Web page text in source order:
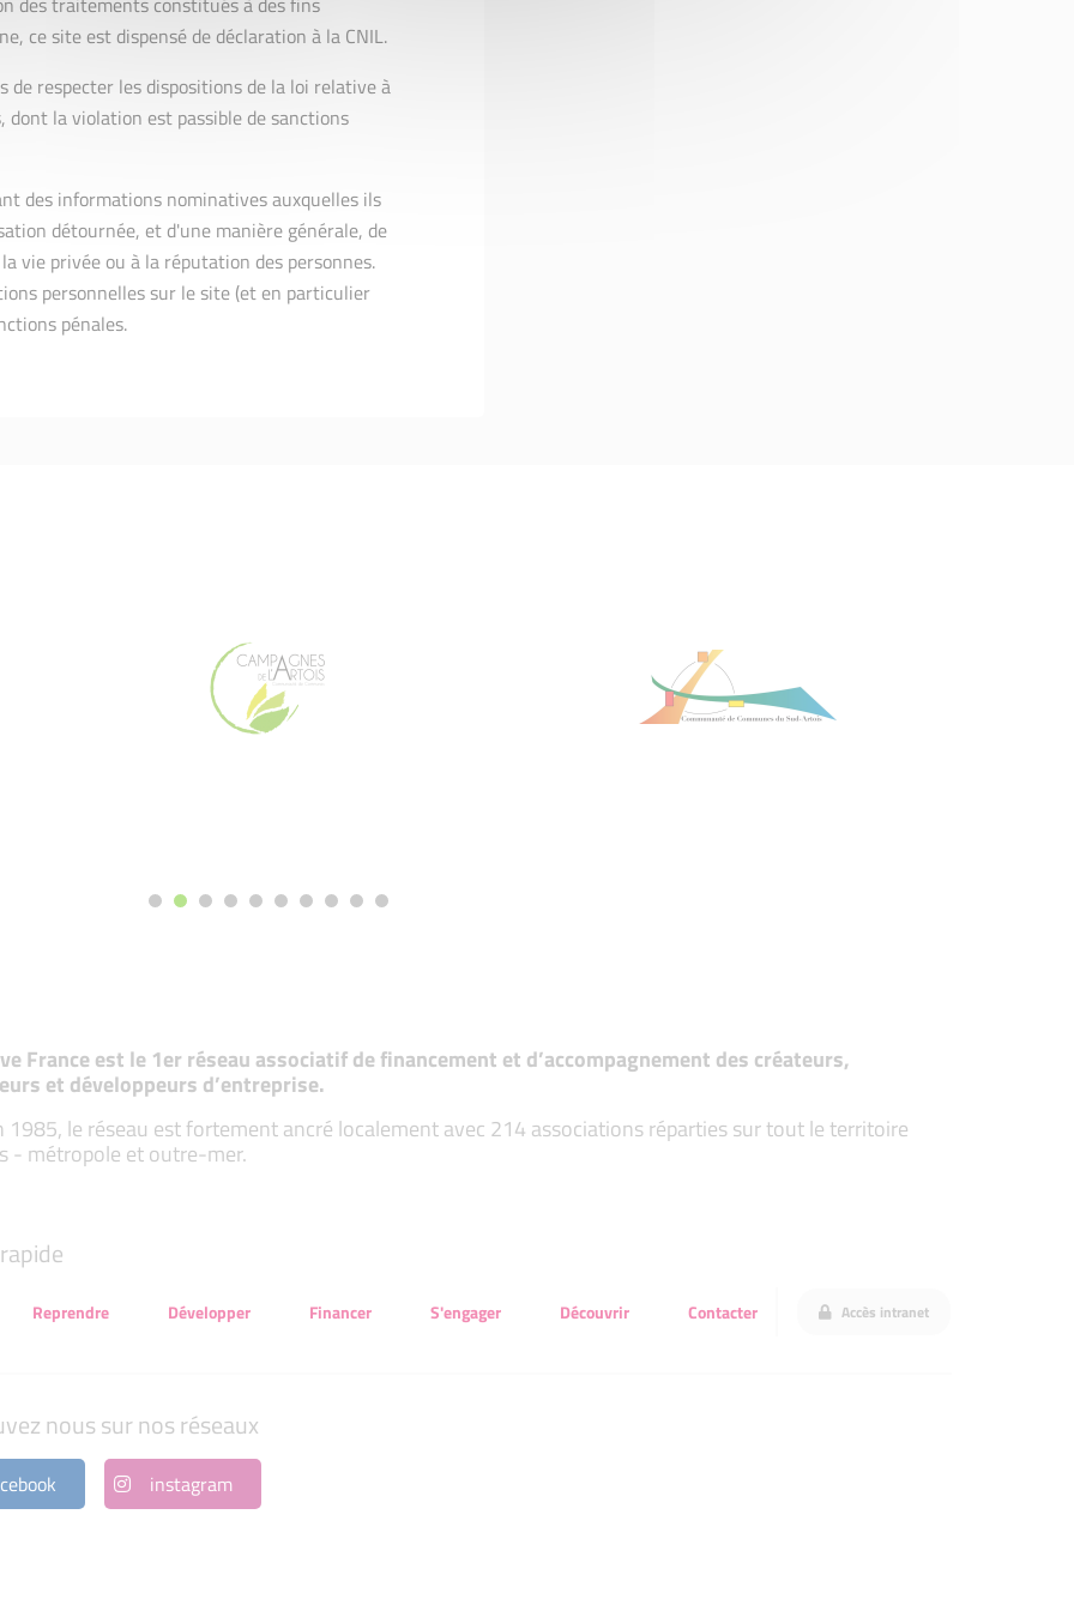
ce site est dispensé de déclaration à la CNIL.
respecter les dispositions de la loi relative à
la violation est passible de sanctions
des informations nominatives auxquelles ils
détournée, et d'une manière générale, de
vie privée ou à la réputation des personnes.
personnelles sur le site (et en particulier
pénales.
France est le 1er réseau associatif de financement et d’accompagnement des créateurs,
et développeurs d’entreprise.
1985, le réseau est fortement ancré localement avec 214 associations réparties sur tout le territoire
- métropole et outre-mer.
Reprendre Développer Financer S'engager Découvrir Contacter Accès intranet
nous sur nos réseaux
instagram